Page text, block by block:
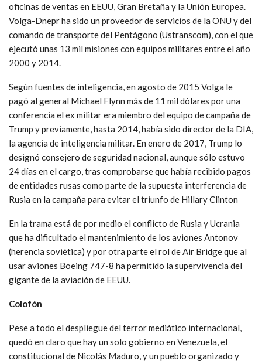
oficinas de ventas en EEUU, Gran Bretaña y la Unión Europea.
Volga-Dnepr ha sido un proveedor de servicios de la ONU y del
comando de transporte del Pentágono (Ustranscom), con el que
ejecutó unas 13 mil misiones con equipos militares entre el año
2000 y 2014.
Según fuentes de inteligencia, en agosto de 2015 Volga le
pagó al general Michael Flynn más de 11 mil dólares por una
conferencia el ex militar era miembro del equipo de campaña de
Trump y previamente, hasta 2014, había sido director de la DIA,
la agencia de inteligencia militar. En enero de 2017, Trump lo
designó consejero de seguridad nacional, aunque sólo estuvo
24 días en el cargo, tras comprobarse que había recibido pagos
de entidades rusas como parte de la supuesta interferencia de
Rusia en la campaña para evitar el triunfo de Hillary Clinton
En la trama está de por medio el conflicto de Rusia y Ucrania
que ha dificultado el mantenimiento de los aviones Antonov
(herencia soviética) y por otra parte el rol de Air Bridge que al
usar aviones Boeing 747-8 ha permitido la supervivencia del
gigante de la aviación de EEUU.
Colofón
Pese a todo el despliegue del terror mediático internacional,
quedó en claro que hay un solo gobierno en Venezuela, el
constitucional de Nicolás Maduro, y un pueblo organizado y